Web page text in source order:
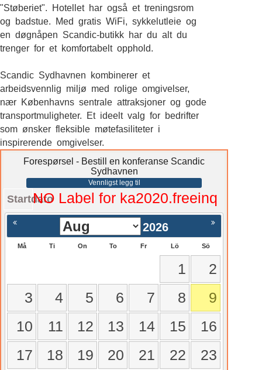
"Støberiet". Hotellet har også et treningsrom
og badstue. Med gratis WiFi, sykkelutleie og
en døgnåpen Scandic-butikk har du alt du
trenger for et komfortabelt opphold.
Scandic Sydhavnen kombinerer et
arbeidsvennlig miljø med rolige omgivelser,
nær Københavns sentrale attraksjoner og gode
transportmuligheter. Et ideelt valg for bedrifter
som ønsker fleksible møtefasiliteter i
inspirerende omgivelser.
Forespørsel - Bestill en konferanse Scandic
Sydhavnen
Vennligst legg til
StartdatoNO Label for ka2020.freeinq
2026
Må Ti On To Fr Lö Sö
1
2
3
4 5 6 7 8
9
10
11 12 13 14 15
16
17
18 19 20 21 22
23